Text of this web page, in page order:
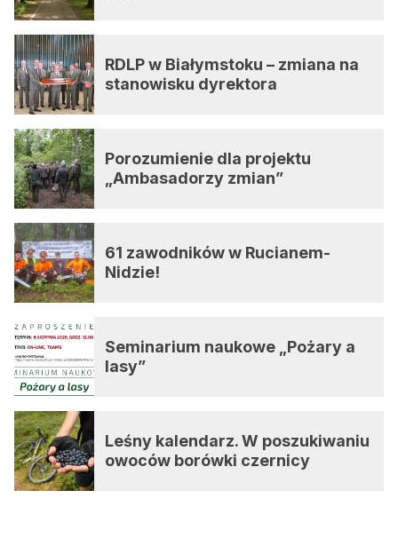
RDLP w Białymstoku – zmiana na
stanowisku dyrektora
Porozumienie dla projektu
„Ambasadorzy zmian”
61 zawodników w Rucianem-
Nidzie!
Seminarium naukowe „Pożary a
lasy”
Leśny kalendarz. W poszukiwaniu
owoców borówki czernicy